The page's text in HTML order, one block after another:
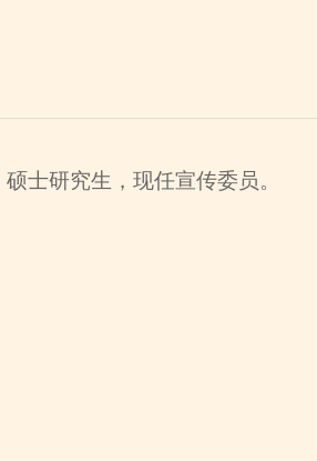
士研究生，现任宣传委员。